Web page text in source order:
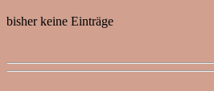
bisher keine Einträge